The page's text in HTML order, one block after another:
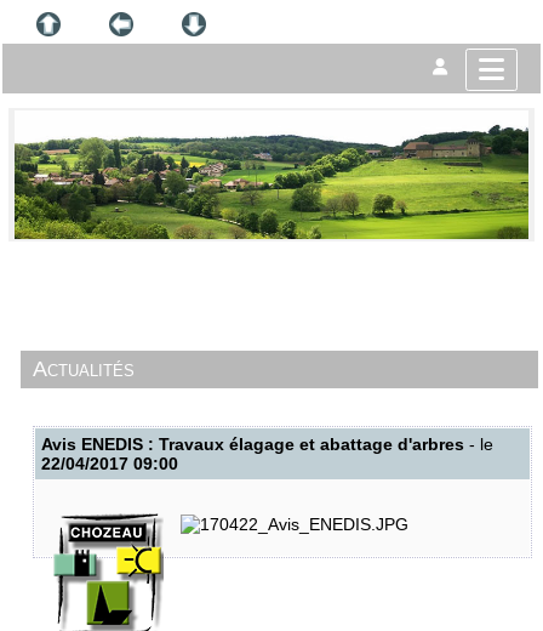
Actualités
Avis ENEDIS : Travaux élagage et abattage d'arbres - le
22/04/2017 09:00